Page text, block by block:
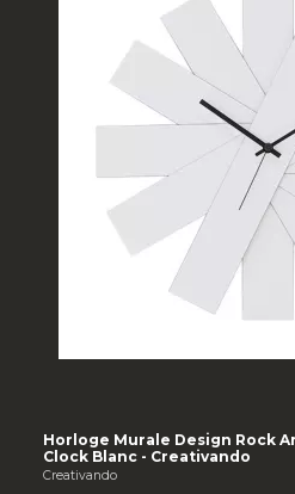
Horloge Murale Design Rock
Clock Blanc - Creativando
Creativando